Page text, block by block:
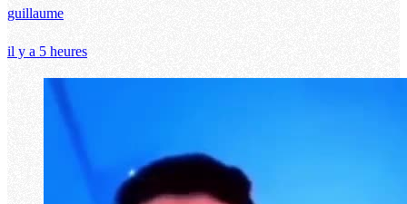
guillaume
il y a 5 heures